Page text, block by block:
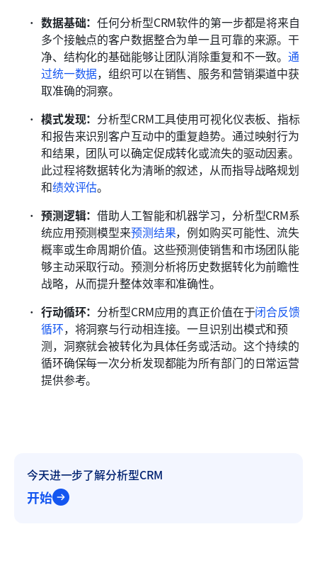
数据基础：任何分析型CRM软件的第一步都是将来自
多个接触点的客户数据整合为单一且可靠的来源。干
净、结构化的基础能够让团队消除重复和不一致。通
过统一数据，组织可以在销售、服务和营销渠道中获
取准确的洞察。
模式发现： 分析型CRM工具使用可视化仪表板、指标
和报告来识别客户互动中的重复趋势。通过映射行为
和结果，团队可以确定促成转化或流失的驱动因素。
此过程将数据转化为清晰的叙述，从而指导战略规划
和绩效评估。
预测逻辑：借助人工智能和机器学习，分析型CRM系
统应用预测模型来预测结果，例如购买可能性、流失
概率或生命周期价值。这些预测使销售和市场团队能
够主动采取行动。预测分析将历史数据转化为前瞻性
战略，从而提升整体效率和准确性。
行动循环： 分析型CRM应用的真正价值在于闭合反馈
循环，将洞察与行动相连接。一旦识别出模式和预
测，洞察就会被转化为具体任务或活动。这个持续的
循环确保每一次分析发现都能为所有部门的日常运营
提供参考。
今天进一步了解分析型CRM
开始